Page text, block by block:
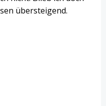
übersteigend.